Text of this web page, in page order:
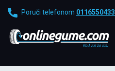
Poruči telefonom 0116550433